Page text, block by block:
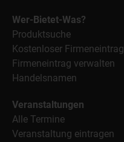
Wer-Bietet-Was?
Produktsuche
Kostenloser Firmeneintrag
Firmeneintrag verwalten
Handelsnamen
Veranstaltungen
Alle Termine
Veranstaltung eintragen